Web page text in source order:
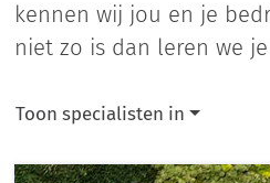
kennen wij jou en je
niet zo is dan leren we
Toon specialisten in